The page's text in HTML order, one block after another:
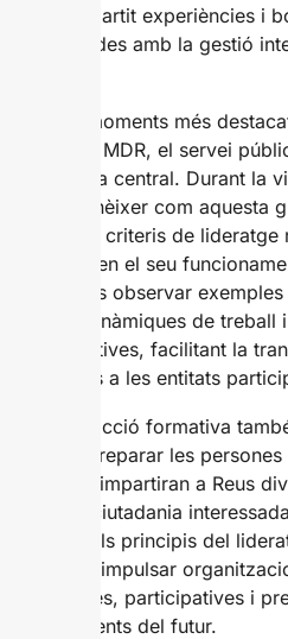
han compartit experiències i
relacionades amb la gestió
Un dels moments més
la visita a MDR, el servei
l’Alemanya central. Durant la
pogut conèixer com aquesta
incorpora criteris de
i inclusió en el seu
ha permès observar
interns, dinàmiques de treball
organitzatives, facilitant la
aplicables a les entitats
Aquesta acció formativa
pràctic: preparar les
la tardor, impartiran a Reus
a tota la ciutadania
apropar els principis del
eines per impulsar
sostenibles, participatives i
desafiaments del futur.